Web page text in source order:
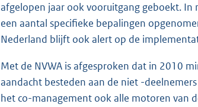
afgelopen jaar ook vooruitgang geboekt.
een aantal specifieke bepalingen
Nederland blijft ook alert op de
Met de NVWA is afgesproken dat in 2010
aandacht besteden aan de niet -
het co-management ook alle motoren van